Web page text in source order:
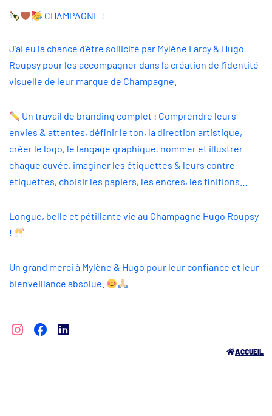
CHAMPAGNE !
J’ai eu la chance d’être sollicité par Mylène Farcy & Hugo
Roupsy pour les accompagner dans la création de l’identité
visuelle de leur marque de Champagne.
Un travail de branding complet : Comprendre leurs
envies & attentes, définir le ton, la direction artistique,
créer le logo, le langage graphique, nommer et illustrer
chaque cuvée, imaginer les étiquettes & leurs contre-
étiquettes, choisir les papiers, les encres, les finitions…
Longue, belle et pétillante vie au Champagne Hugo Roupsy
!
Un grand merci à Mylène & Hugo pour leur confiance et leur
bienveillance absolue.
ACCUEIL